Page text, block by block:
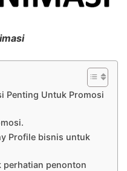
Penting Untuk Promosi
Profile bisnis untuk
perhatian penonton